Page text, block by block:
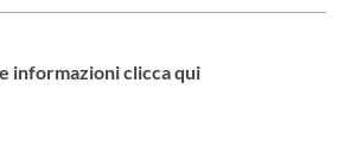
informazioni clicca qui